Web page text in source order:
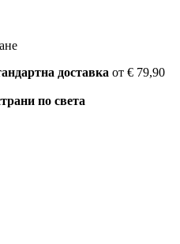
доставка от € 79,90
по света